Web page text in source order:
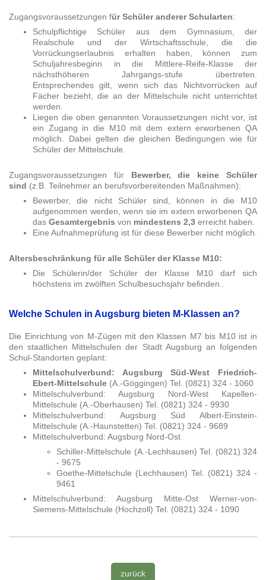
Zugangsvoraussetzungen für Schüler anderer Schularten:
Schulpflichtige Schüler aus dem Gymnasium, der
Realschule und der Wirtschaftsschule, die die
Vorrückungserlaubnis erhalten haben, können zum
Schuljahresbeginn in die Mittlere-Reife-Klasse der
nächsthöheren Jahrgangs-stufe übertreten.
Entsprechendes gilt, wenn sich das Nichtvorrücken auf
Fächer bezieht, die an der Mittelschule nicht unterrichtet
werden.
Liegen die oben genannten Voraussetzungen nicht vor, ist
ein Zugang in die M10 mit dem extern erworbenen QA
möglich. Dabei gelten die gleichen Bedingungen wie für
Schüler der Mittelschule.
Zugangsvoraussetzungen für Bewerber, die keine Schüler
sind (z.B. Teilnehmer an berufsvorbereitenden Maßnahmen):
Bewerber, die nicht Schüler sind, können in die M10
aufgenommen werden, wenn sie im extern erworbenen QA
das Gesamtergebnis von mindestens 2,3 erreicht haben.
Eine Aufnahmeprüfung ist für diese Bewerber nicht möglich.
Altersbeschränkung für alle Schüler der Klasse M10:
Die Schülerin/der Schüler der Klasse M10 darf sich
höchstens im zwölften Schulbesuchsjahr befinden.
Welche Schulen in Augsburg bieten M-Klassen an?
Die Einrichtung von M-Zügen mit den Klassen M7 bis M10 ist in
den staatlichen Mittelschulen der Stadt Augsburg an folgenden
Schul-Standorten geplant:
Mittelschulverbund: Augsburg Süd-West Friedrich-
Ebert-Mittelschule (A.-Göggingen) Tel. (0821) 324 - 1060
Mittelschulverbund: Augsburg Nord-West Kapellen-
Mittelschule (A.-Oberhausen) Tel. (0821) 324 - 9930
Mittelschulverbund: Augsburg Süd Albert-Einstein-
Mittelschule (A.-Haunstetten) Tel. (0821) 324 - 9689
Mittelschulverbund: Augsburg Nord-Ost
Schiller-Mittelschule (A.-Lechhausen) Tel. (0821) 324
- 9675
Goethe-Mittelschule (Lechhausen) Tel. (0821) 324 -
9461
Mittelschulverbund: Augsburg Mitte-Ost Werner-von-
Siemens-Mittelschule (Hochzoll) Tel. (0821) 324 - 1090
zurück